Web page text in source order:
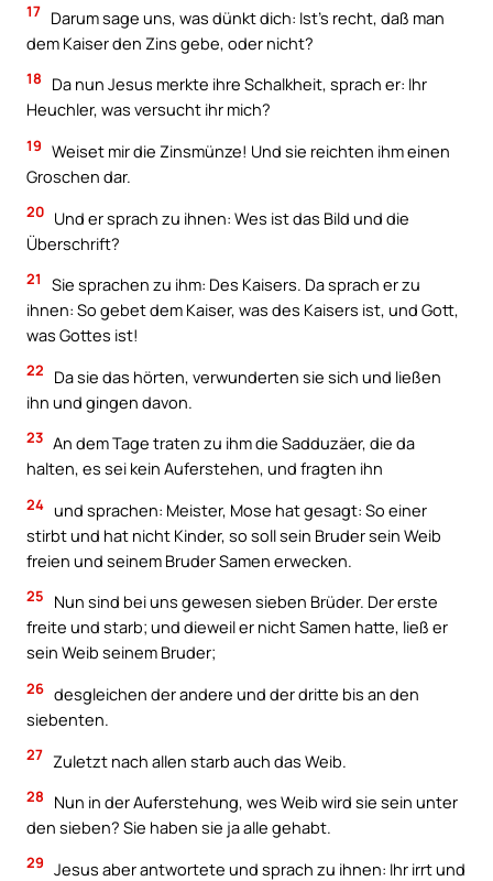
17 Darum sage uns, was dünkt dich: Ist’s recht, daß man
dem Kaiser den Zins gebe, oder nicht?
18
Da nun Jesus merkte ihre Schalkheit, sprach er: Ihr
Heuchler, was versucht ihr mich?
19 Weiset mir die Zinsmünze! Und sie reichten ihm einen
Groschen dar.
20 Und er sprach zu ihnen: Wes ist das Bild und die
Überschrift?
21
Sie sprachen zu ihm: Des Kaisers. Da sprach er zu
ihnen: So gebet dem Kaiser, was des Kaisers ist, und Gott,
was Gottes ist!
22
Da sie das hörten, verwunderten sie sich und ließen
ihn und gingen davon.
23 An dem Tage traten zu ihm die Sadduzäer, die da
halten, es sei kein Auferstehen, und fragten ihn
24 und sprachen: Meister, Mose hat gesagt: So einer
stirbt und hat nicht Kinder, so soll sein Bruder sein Weib
freien und seinem Bruder Samen erwecken.
25
Nun sind bei uns gewesen sieben Brüder. Der erste
freite und starb; und dieweil er nicht Samen hatte, ließ er
sein Weib seinem Bruder;
26 desgleichen der andere und der dritte bis an den
siebenten.
27 Zuletzt nach allen starb auch das Weib.
28
Nun in der Auferstehung, wes Weib wird sie sein unter
den sieben? Sie haben sie ja alle gehabt.
29 Jesus aber antwortete und sprach zu ihnen: Ihr irrt und